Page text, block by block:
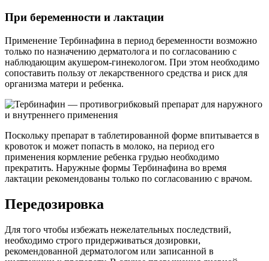
При беременности и лактации
Применение Тербинафина в период беременности возможно
только по назначению дерматолога и по согласованию с
наблюдающим акушером-гинекологом. При этом необходимо
сопоставить пользу от лекарственного средства и риск для
организма матери и ребенка.
Поскольку препарат в таблетированной форме впитывается в
кровоток и может попасть в молоко, на период его
применения кормление ребенка грудью необходимо
прекратить. Наружные формы Тербинафина во время
лактации рекомендованы только по согласованию с врачом.
Передозировка
Для того чтобы избежать нежелательных последствий,
необходимо строго придерживаться дозировки,
рекомендованной дерматологом или записанной в